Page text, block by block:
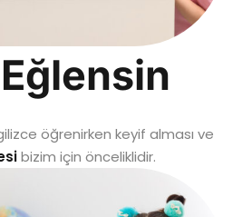
öğrenirken keyif alması ve
bizim için önceliklidir.